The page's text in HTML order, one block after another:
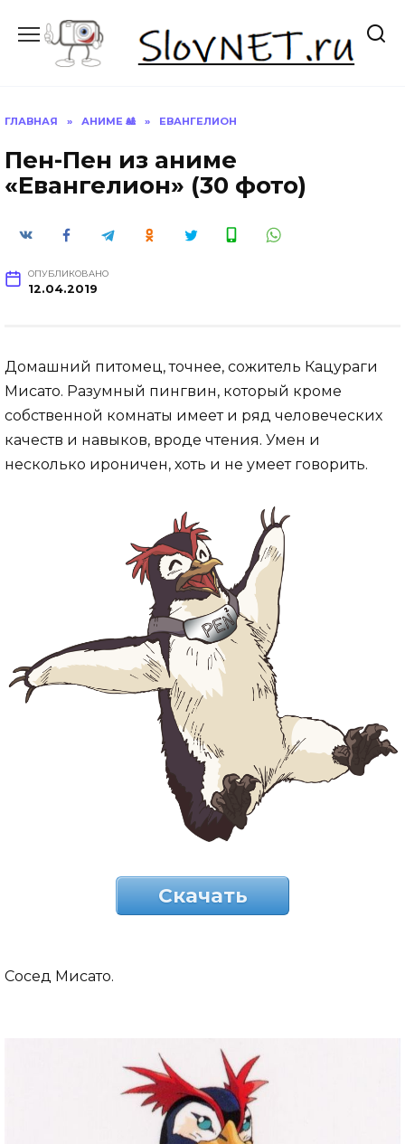
содержанию
ГЛАВНАЯ » АНИМЕ 🎎 » ЕВАНГЕЛИОН
Пен-Пен из аниме
«Евангелион» (30 фото)
ОПУБЛИКОВАНО
12.04.2019
Домашний питомец, точнее, сожитель Кацураги
Мисато. Разумный пингвин, который кроме
собственной комнаты имеет и ряд человеческих
качеств и навыков, вроде чтения. Умен и
несколько ироничен, хоть и не умеет говорить.
Скачать
Сосед Мисато.